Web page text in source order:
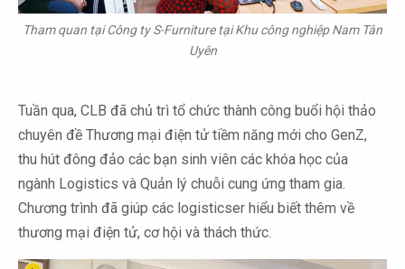
Tham quan tại Công ty S-Furniture tại Khu công nghiệp Nam Tân
Uyên
Tuần qua, CLB đã chủ trì tổ chức thành công buổi hội thảo
chuyên đề Thương mại điện tử tiềm năng mới cho GenZ,
thu hút đông đảo các bạn sinh viên các khóa học của
ngành Logistics và Quản lý chuỗi cung ứng tham gia.
Chương trình đã giúp các logisticser hiểu biết thêm về
thương mại điện tử, cơ hội và thách thức.